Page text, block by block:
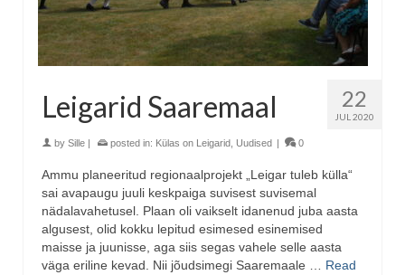
22
JUL 2020
Leigarid Saaremaal
by Sille | posted in: Külas on Leigarid Uudised | 0
Ammu planeeritud regionaalprojekt „Leigar tuleb külla“
sai avapaugu juuli keskpaiga suvisest suvisemal
nädalavahetusel. Plaan oli vaikselt idanenud juba aasta
algusest, olid kokku lepitud esimesed esinemised
maisse ja juunisse, aga siis segas vahele selle aasta
väga eriline kevad. Nii jõudsimegi Saaremaale … Read